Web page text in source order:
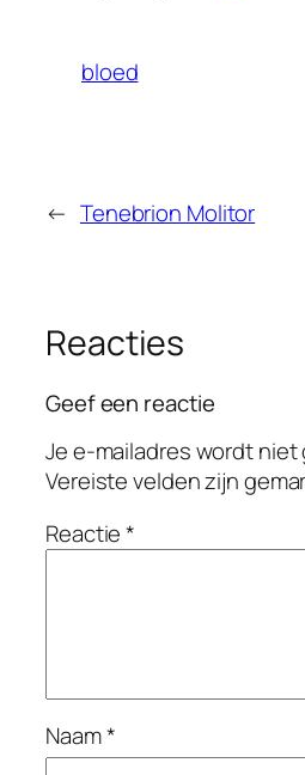
bloed
← Tenebrion Molitor
Reacties
Geef een reactie
Je e-mailadres wordt
Vereiste velden zijn
Reactie*
Naam*